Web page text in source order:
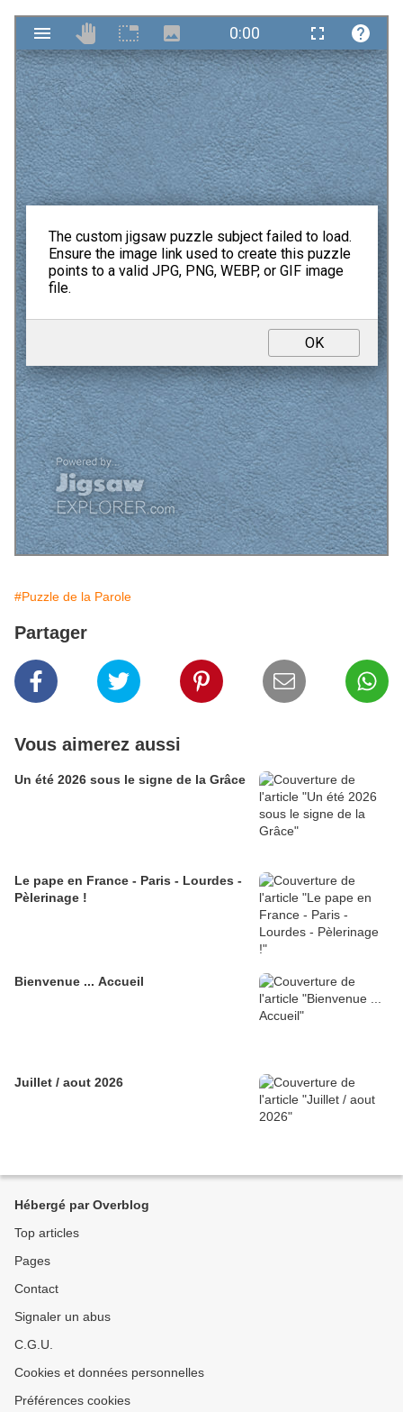
#Puzzle de la Parole
Partager
Vous aimerez aussi
Un été 2026 sous le signe de la Grâce
Le pape en France - Paris - Lourdes -
Pèlerinage !
Bienvenue ... Accueil
Juillet / aout 2026
Hébergé par Overblog
Top articles
Pages
Contact
Signaler un abus
C.G.U.
Cookies et données personnelles
Préférences cookies